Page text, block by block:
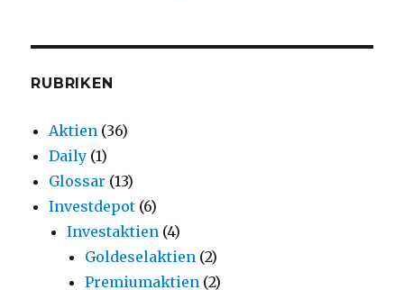
RUBRIKEN
Aktien (36)
Daily (1)
Glossar (13)
Investdepot (6)
Investaktien (4)
Goldeselaktien (2)
Premiumaktien (2)